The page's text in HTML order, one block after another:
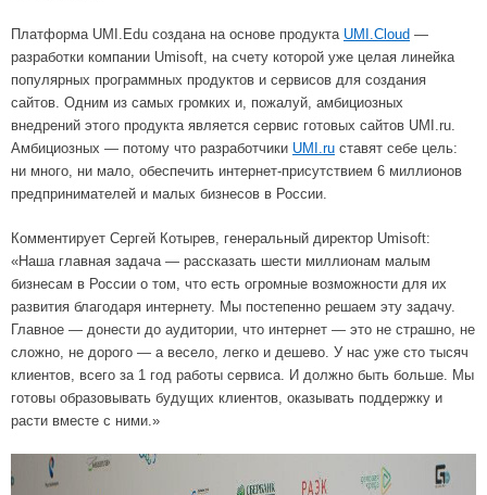
Платформа UMI.Edu создана на основе продукта UMI.Cloud —
разработки компании Umisoft, на счету которой уже целая линейка
популярных программных продуктов и сервисов для создания
сайтов. Одним из самых громких и, пожалуй, амбициозных
внедрений этого продукта является сервис готовых сайтов UMI.ru.
Амбициозных — потому что разработчики UMI.ru ставят себе цель:
ни много, ни мало, обеспечить интернет-присутствием 6 миллионов
предпринимателей и малых бизнесов в России.
Комментирует Сергей Котырев, генеральный директор Umisoft:
«Наша главная задача — рассказать шести миллионам малым
бизнесам в России о том, что есть огромные возможности для их
развития благодаря интернету. Мы постепенно решаем эту задачу.
Главное — донести до аудитории, что интернет — это не страшно, не
сложно, не дорого — а весело, легко и дешево. У нас уже сто тысяч
клиентов, всего за 1 год работы сервиса. И должно быть больше. Мы
готовы образовывать будущих клиентов, оказывать поддержку и
расти вместе с ними.»